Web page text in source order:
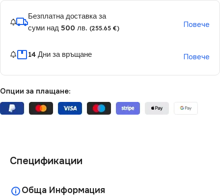
Безплатна доставка за
суми над 500 лв. (255.65 €) Повече
14 Дни за връщане Повече
Опции за плащане:
Спецификации
Обща Информация